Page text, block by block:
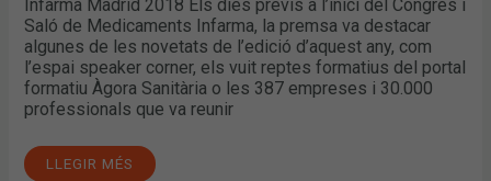
Infarma Madrid 2018 Els dies previs a l’inici del Congrés i
Saló de Medicaments Infarma, la premsa va destacar
algunes de les novetats de l’edició d’aquest any, com
l’espai speaker corner, els vuit reptes formatius del portal
formatiu Àgora Sanitària o les 387 empreses i 30.000
professionals que va reunir
LLEGIR MÉS